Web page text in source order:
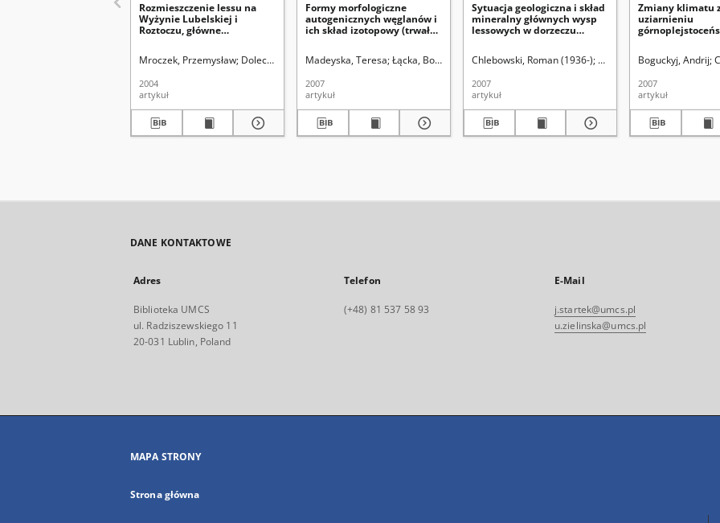
Rozmieszczenie lessu na
Wyżynie Lubelskiej i
Roztoczu, główne
Mroczek, Przemysław Dolecki, Leopold (1937- ) Kołodziej, Tomasz Uniwersytet Marii Curie-Skłodowskiej (Lublin) Wojtanowicz,
2004
artykuł
Formy morfologiczne
autogenicznych węglanów i
ich skład izotopowy (trwałe
Podola
Madeyska, Teresa Łącka, Bożena Łanczont, Maria Uniwersytet Marii Curie-Skłodowskiej
2007
artykuł
Sytuacja geologiczna i skład
mineralny głównych wysp
lessowych w dorzeczu
Ukrainy i Białorusi
Chlebowski, Roman (1936-) Lindner, Leszek Gożik,
2007
artykuł
Zmiany klimatu
uziarnieniu
Ukrainy
Boguckyj, Andrij
2007
artykuł
DANE KONTAKTOWE
Adres
Biblioteka UMCS
ul. Radziszewskiego 11
20-031 Lublin, Poland
Telefon
(+48) 81 537 58 93
E-Mail
j.startek@umcs.pl
u.zielinska@umcs.pl
MAPA STRONY
Strona główna